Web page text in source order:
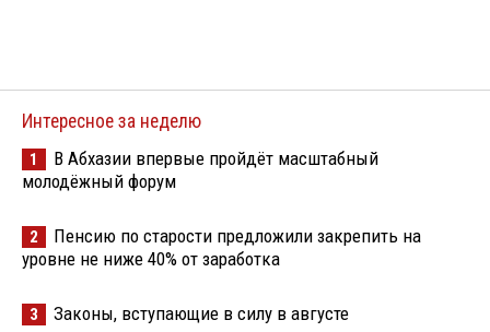
Интересное за неделю
1
В Абхазии впервые пройдёт масштабный
молодёжный форум
2
Пенсию по старости предложили закрепить на
уровне не ниже 40% от заработка
3 Законы, вступающие в силу в августе